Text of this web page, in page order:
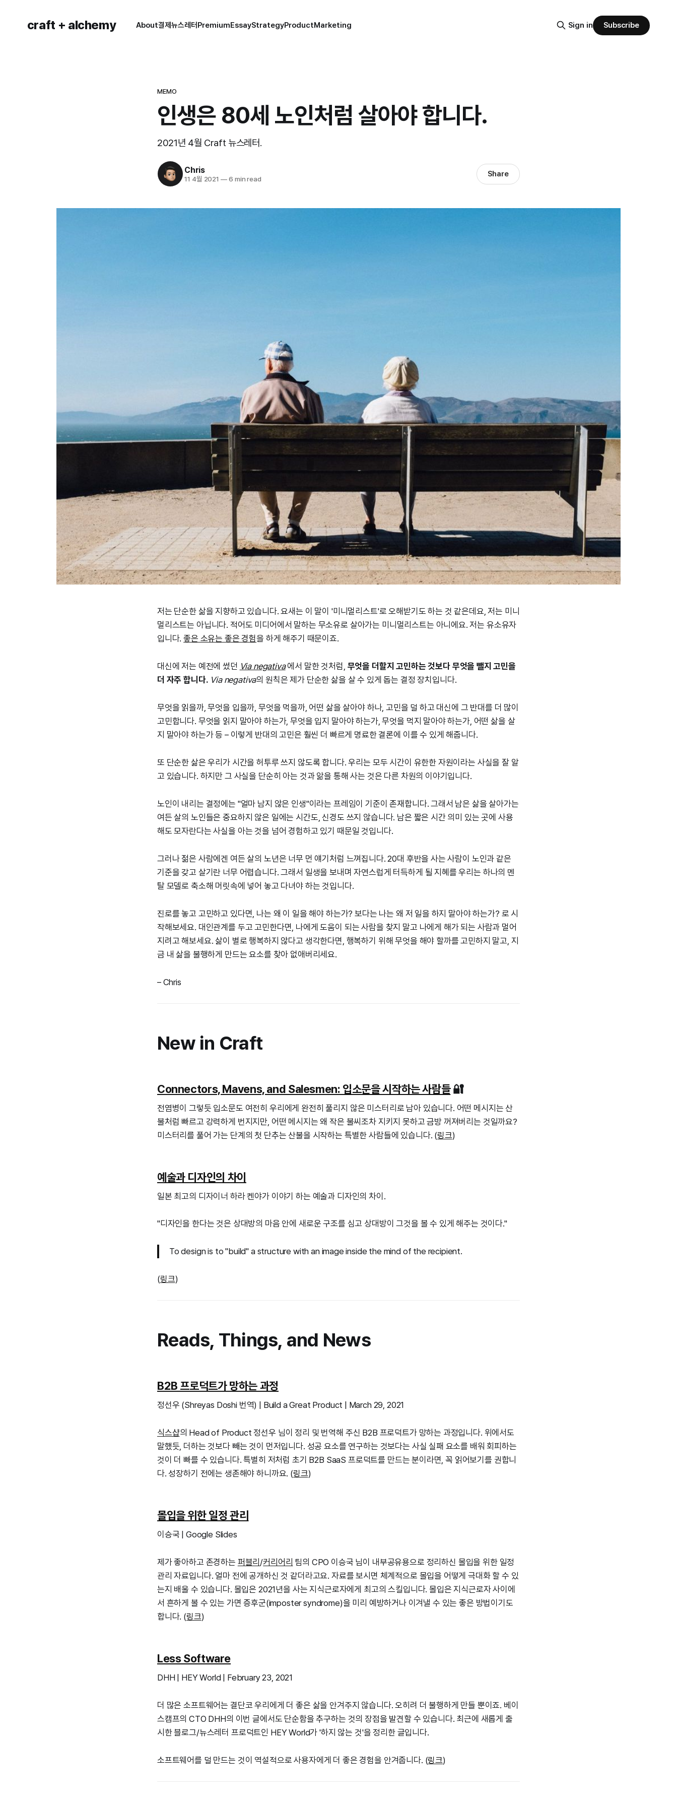
craft + alchemy About결제뉴스레터 PremiumEssayStrategyProductMarketing Sign in Subscribe
MEMO
인생은 80세 노인처럼 살아야 합니다.
2021년 4월 Craft 뉴스레터.
Chris
11 4월 2021 —6 min read
Share
저는 단순한 삶을 지향하고 있습니다. 요새는 이 말이 '미니멀리스트'로 오해받기도 하는 것 같은데요, 저는 미니
멀리스트는 아닙니다. 적어도 미디어에서 말하는 무소유로 살아가는 미니멀리스트는 아니에요. 저는 유소유자
입니다.좋은 소유는 좋은 경험을 하게 해주기 때문이죠.
대신에 저는 예전에 썼던 Via negativa에서 말한 것처럼, 무엇을 더할지 고민하는 것보다 무엇을 뺄지 고민을
더 자주 합니다. Via negativa의 원칙은 제가 단순한 삶을 살 수 있게 돕는 결정 장치입니다.
무엇을 읽을까, 무엇을 입을까, 무엇을 먹을까, 어떤 삶을 살아야 하나, 고민을 덜 하고 대신에 그 반대를 더 많이
고민합니다. 무엇을 읽지 말아야 하는가, 무엇을 입지 말아야 하는가, 무엇을 먹지 말아야 하는가, 어떤 삶을 살
지 말아야 하는가 등 – 이렇게 반대의 고민은 훨씬 더 빠르게 명료한 결론에 이를 수 있게 해줍니다.
또 단순한 삶은 우리가 시간을 허투루 쓰지 않도록 합니다. 우리는 모두 시간이 유한한 자원이라는 사실을 잘 알
고 있습니다. 하지만 그 사실을 단순히 아는 것과 앎을 통해 사는 것은 다른 차원의 이야기입니다.
노인이 내리는 결정에는 "얼마 남지 않은 인생"이라는 프레임이 기준이 존재합니다. 그래서 남은 삶을 살아가는
여든 살의 노인들은 중요하지 않은 일에는 시간도, 신경도 쓰지 않습니다. 남은 짧은 시간 의미 있는 곳에 사용
해도 모자란다는 사실을 아는 것을 넘어 경험하고 있기 때문일 것입니다.
그러나 젊은 사람에겐 여든 살의 노년은 너무 먼 얘기처럼 느껴집니다. 20대 후반을 사는 사람이 노인과 같은
기준을 갖고 살기란 너무 어렵습니다. 그래서 일생을 보내며 자연스럽게 터득하게 될 지혜를 우리는 하나의 멘
탈 모델로 축소해 머릿속에 넣어 놓고 다녀야 하는 것입니다.
진로를 놓고 고민하고 있다면, 나는 왜 이 일을 해야 하는가? 보다는 나는 왜 저 일을 하지 말아야 하는가? 로 시
작해보세요. 대인관계를 두고 고민한다면, 나에게 도움이 되는 사람을 찾지 말고 나에게 해가 되는 사람과 멀어
지려고 해보세요. 삶이 별로 행복하지 않다고 생각한다면, 행복하기 위해 무엇을 해야 할까를 고민하지 말고, 지
금 내 삶을 불행하게 만드는 요소를 찾아 없애버리세요.
– Chris
New in Craft
Connectors, Mavens, and Salesmen: 입소문을 시작하는 사람들🔐
전염병이 그렇듯 입소문도 여전히 우리에게 완전히 풀리지 않은 미스터리로 남아 있습니다. 어떤 메시지는 산
불처럼 빠르고 강력하게 번지지만, 어떤 메시지는 왜 작은 불씨조차 지키지 못하고 금방 꺼져버리는 것일까요?
미스터리를 풀어 가는 단계의 첫 단추는 산불을 시작하는 특별한 사람들에 있습니다. (링크)
예술과 디자인의 차이
일본 최고의 디자이너 하라 켄야가 이야기 하는 예술과 디자인의 차이.
"디자인을 한다는 것은 상대방의 마음 안에 새로운 구조를 심고 상대방이 그것을 볼 수 있게 해주는 것이다."
To design is to "build" a structure with an image inside the mind of the recipient.
(링크)
Reads, Things, and News
B2B 프로덕트가 망하는 과정
정선우 (Shreyas Doshi 번역) | Build a Great Product | March 29, 2021
식스샵의 Head of Product 정선우 님이 정리 및 번역해 주신 B2B 프로덕트가 망하는 과정입니다. 위에서도
말했듯, 더하는 것보다 빼는 것이 먼저입니다. 성공 요소를 연구하는 것보다는 사실 실패 요소를 배워 회피하는
것이 더 빠를 수 있습니다. 특별히 저처럼 초기 B2B SaaS 프로덕트를 만드는 분이라면, 꼭 읽어보기를 권합니
다. 성장하기 전에는 생존해야 하니까요. (링크)
몰입을 위한 일정 관리
이승국 | Google Slides
제가 좋아하고 존경하는 퍼블리 /커리어리 팀의 CPO 이승국 님이 내부공유용으로 정리하신 몰입을 위한 일정
관리 자료입니다. 얼마 전에 공개하신 것 같더라고요. 자료를 보시면 체계적으로 몰입을 어떻게 극대화 할 수 있
는지 배울 수 있습니다. 몰입은 2021년을 사는 지식근로자에게 최고의 스킬입니다. 몰입은 지식근로자 사이에
서 흔하게 볼 수 있는 가면 증후군(imposter syndrome)을 미리 예방하거나 이겨낼 수 있는 좋은 방법이기도
합니다. (링크)
Less Software
DHH | HEY World | February 23, 2021
더 많은 소프트웨어는 결단코 우리에게 더 좋은 삶을 안겨주지 않습니다. 오히려 더 불행하게 만들 뿐이죠. 베이
스캠프의 CTO DHH의 이번 글에서도 단순함을 추구하는 것의 장점을 발견할 수 있습니다. 최근에 새롭게 출
시한 블로그/뉴스레터 프로덕트인 HEY World가 '하지 않는 것'을 정리한 글입니다.
소프트웨어를 덜 만드는 것이 역설적으로 사용자에게 더 좋은 경험을 안겨줍니다. (링크)